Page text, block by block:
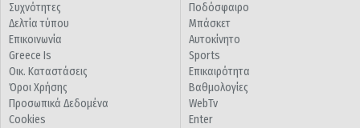
Συχνότητες
Δελτία τύπου
Επικοινωνία
Greece Is
Οικ. Καταστάσεις
Όροι Χρήσης
Προσωπικά Δεδομένα
Cookies
Ποδόσφαιρο
Μπάσκετ
Αυτοκίνητο
Sports
Επικαιρότητα
Βαθμολογίες
WebTv
Enter